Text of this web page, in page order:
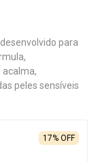
para
peles sensíveis
17% OFF